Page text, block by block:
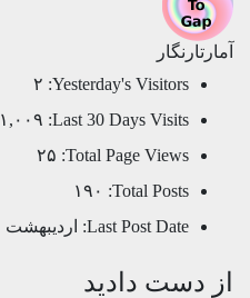
آمارتارنگار
Yesterday's Visitors: ۲
Last 30 Days Visits: ۱,۰۰۹
Total Page Views: ۲۵
Total Posts:
۱۹۰
Last Post Date:
اردیبهشت ۲۶, ۱۴۰۵
از دست دادید